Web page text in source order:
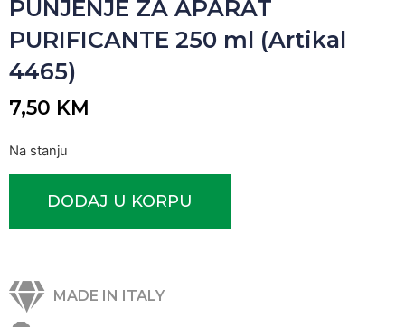
PUNJENJE ZA APARAT
PURIFICANTE 250 ml (Artikal
4465)
7,50 KM
Na stanju
DODAJ U KORPU
MADE IN ITALY